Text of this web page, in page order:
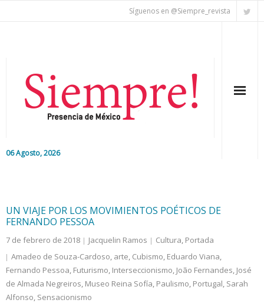
Síguenos en @Siempre_revista
06 Agosto, 2026
Colaboradores
Internacional
UN VIAJE POR LOS MOVIMIENTOS POÉTICOS DE
FERNANDO PESSOA
7 de febrero de 2018 Jacquelin Ramos Cultura, Portada
Amadeo de Souza-Cardoso, arte, Cubismo, Eduardo Viana,
Fernando Pessoa, Futurismo, Interseccionismo, João Fernandes, José
de Almada Negreiros, Museo Reina Sofía, Paulismo, Portugal, Sarah
Alfonso, Sensacionismo